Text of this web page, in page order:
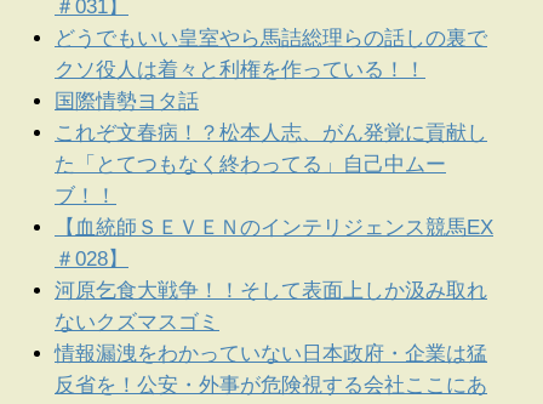
＃031】
どうでもいい皇室やら馬詰総理らの話しの裏で
クソ役人は着々と利権を作っている！！
国際情勢ヨタ話
これぞ文春病！？松本人志、がん発覚に貢献し
た「とてつもなく終わってる」自己中ムー
ブ！！
【血統師ＳＥＶＥＮのインテリジェンス競馬EX
＃028】
河原乞食大戦争！！そして表面上しか汲み取れ
ないクズマスゴミ
情報漏洩をわかっていない日本政府・企業は猛
反省を！公安・外事が危険視する会社ここにあ